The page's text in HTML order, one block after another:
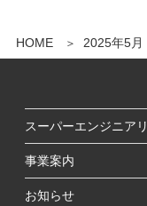
HOME 2025年5月
スーパーエンジニア
事業案内
お知らせ